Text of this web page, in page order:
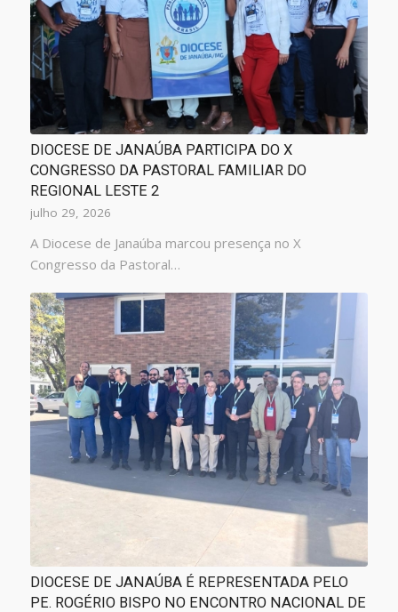
DIOCESE DE JANAÚBA PARTICIPA DO X
CONGRESSO DA PASTORAL FAMILIAR DO
REGIONAL LESTE 2
julho 29, 2026
A Diocese de Janaúba marcou presença no X
Congresso da Pastoral…
DIOCESE DE JANAÚBA É REPRESENTADA PELO
PE. ROGÉRIO BISPO NO ENCONTRO NACIONAL DE